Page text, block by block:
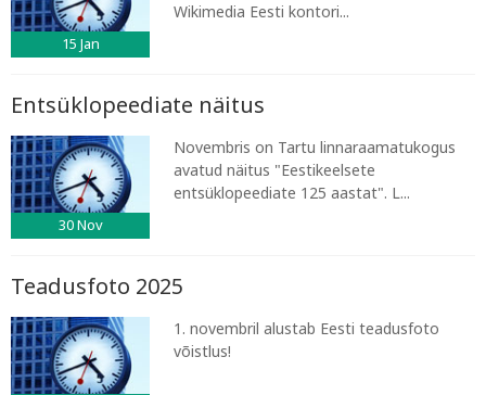
15 Jan
Wikimedia Eesti kontori...
Entsüklopeediate näitus
30Nov
Novembris on Tartu linnaraamatukogus
avatud näitus "Eestikeelsete
entsüklopeediate 125 aastat". L...
Teadusfoto 2025
1. novembril alustab Eesti teadusfoto
võistlus!